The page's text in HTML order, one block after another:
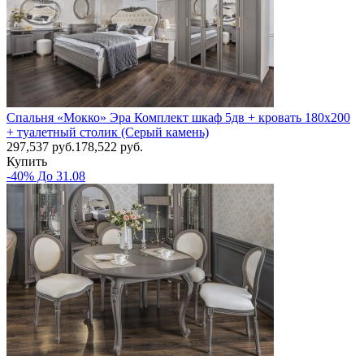
Спальня «Мокко» Эра Комплект шкаф 5дв + кровать 180х200
+ туалетный столик (Серый камень)
297,537 руб.178,522 руб.
Купить
-40% До 31.08